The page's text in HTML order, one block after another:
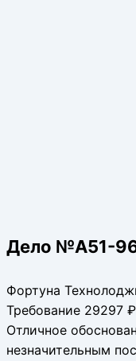
Дело №А51-
Фортуна
Требование 29297
Отличное
незначительным